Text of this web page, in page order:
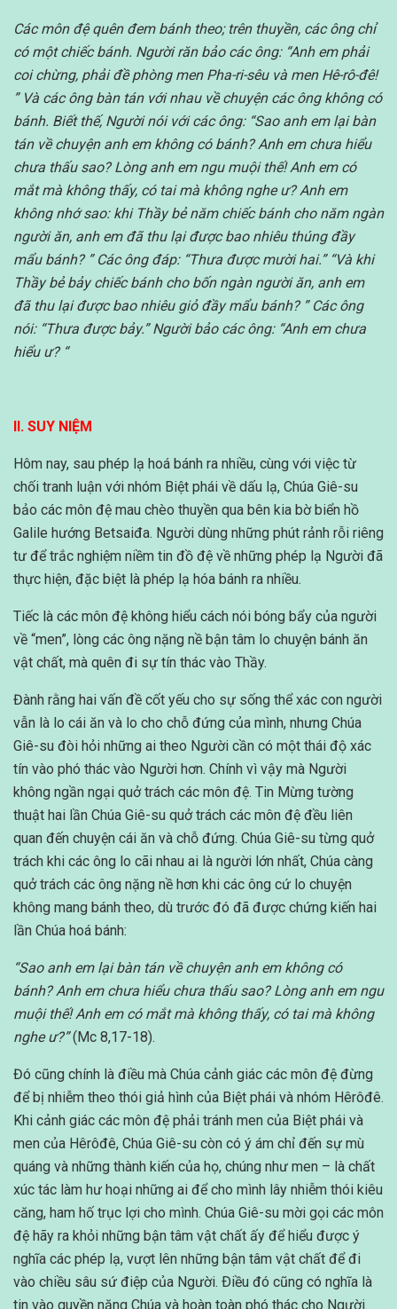
Các môn đệ quên đem bánh theo; trên thuyền, các ông chỉ
có một chiếc bánh. Người răn bảo các ông: “Anh em phải
coi chừng, phải đề phòng men Pha-ri-sêu và men Hê-rô-đê!
” Và các ông bàn tán với nhau về chuyện các ông không có
bánh. Biết thế, Người nói với các ông: “Sao anh em lại bàn
tán về chuyện anh em không có bánh? Anh em chưa hiểu
chưa thấu sao? Lòng anh em ngu muội thế! Anh em có
mắt mà không thấy, có tai mà không nghe ư? Anh em
không nhớ sao: khi Thầy bẻ năm chiếc bánh cho năm ngàn
người ăn, anh em đã thu lại được bao nhiêu thúng đầy
mẩu bánh? ” Các ông đáp: “Thưa được mười hai.” “Và khi
Thầy bẻ bảy chiếc bánh cho bốn ngàn người ăn, anh em
đã thu lại được bao nhiêu giỏ đầy mẩu bánh? ” Các ông
nói: “Thưa được bảy.” Người bảo các ông: “Anh em chưa
hiểu ư? “
II. SUY NIỆM
Hôm nay, sau phép lạ hoá bánh ra nhiều, cùng với việc từ
chối tranh luận với nhóm Biệt phái về dấu lạ, Chúa Giê-su
bảo các môn đệ mau chèo thuyền qua bên kia bờ biển hồ
Galile hướng Betsaiđa. Người dùng những phút rảnh rỗi riêng
tư để trắc nghiệm niềm tin đồ đệ về những phép lạ Người đã
thực hiện, đặc biệt là phép lạ hóa bánh ra nhiều.
Tiếc là các môn đệ không hiểu cách nói bóng bẩy của người
về “men”, lòng các ông nặng nề bận tâm lo chuyện bánh ăn
vật chất, mà quên đi sự tín thác vào Thầy.
Đành rằng hai vấn đề cốt yếu cho sự sống thể xác con người
vẫn là lo cái ăn và lo cho chỗ đứng của mình, nhưng Chúa
Giê-su đòi hỏi những ai theo Người cần có một thái độ xác
tín vào phó thác vào Người hơn. Chính vì vậy mà Người
không ngần ngại quở trách các môn đệ. Tin Mừng tường
thuật hai lần Chúa Giê-su quở trách các môn đệ đều liên
quan đến chuyện cái ăn và chỗ đứng. Chúa Giê-su từng quở
trách khi các ông lo cãi nhau ai là người lớn nhất, Chúa càng
quở trách các ông nặng nề hơn khi các ông cứ lo chuyện
không mang bánh theo, dù trước đó đã được chứng kiến hai
lần Chúa hoá bánh:
“Sao anh em lại bàn tán về chuyện anh em không có
bánh? Anh em chưa hiểu chưa thấu sao? Lòng anh em ngu
muội thế! Anh em có mắt mà không thấy, có tai mà không
nghe ư?”(Mc 8,17-18).
Đó cũng chính là điều mà Chúa cảnh giác các môn đệ đừng
để bị nhiễm theo thói giả hình của Biệt phái và nhóm Hêrôđê.
Khi cảnh giác các môn đệ phải tránh men của Biệt phái và
men của Hêrôđê, Chúa Giê-su còn có ý ám chỉ đến sự mù
quáng và những thành kiến của họ, chúng như men – là chất
xúc tác làm hư hoại những ai để cho mình lây nhiễm thói kiêu
căng, ham hố trục lợi cho mình. Chúa Giê-su mời gọi các môn
đệ hãy ra khỏi những bận tâm vật chất ấy để hiểu được ý
nghĩa các phép lạ, vượt lên những bận tâm vật chất để đi
vào chiều sâu sứ điệp của Người. Ðiều đó cũng có nghĩa là
tin vào quyền năng Chúa và hoàn toàn phó thác cho Người.